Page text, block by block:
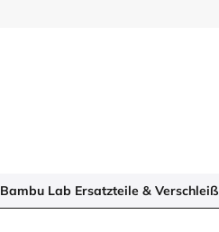
Bambu Lab Ersatzteile & Verschleiß